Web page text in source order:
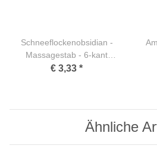
Schneeflockenobsidian -
Massagestab - 6-kant
facettiert - 35 mm
€ 3,33 *
Ähnliche